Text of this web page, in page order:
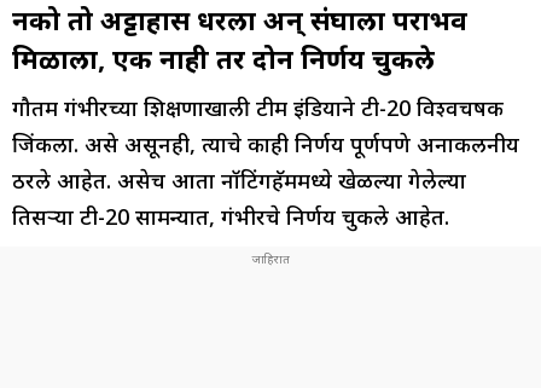
नको तो अट्टाहास धरला अन् संघाला पराभव
मिळाला, एक नाही तर दोन निर्णय चुकले
गौतम गंभीरच्या प्रशिक्षणाखाली टीम इंडियाने टी-20 विश्वचषक
जिंकला. असे असूनही, त्याचे काही निर्णय पूर्णपणे अनाकलनीय
ठरले आहेत. असेच आता नॉटिंगहॅममध्ये खेळल्या गेलेल्या
तिसऱ्या टी-20 सामन्यात, गंभीरचे निर्णय चुकले आहेत.